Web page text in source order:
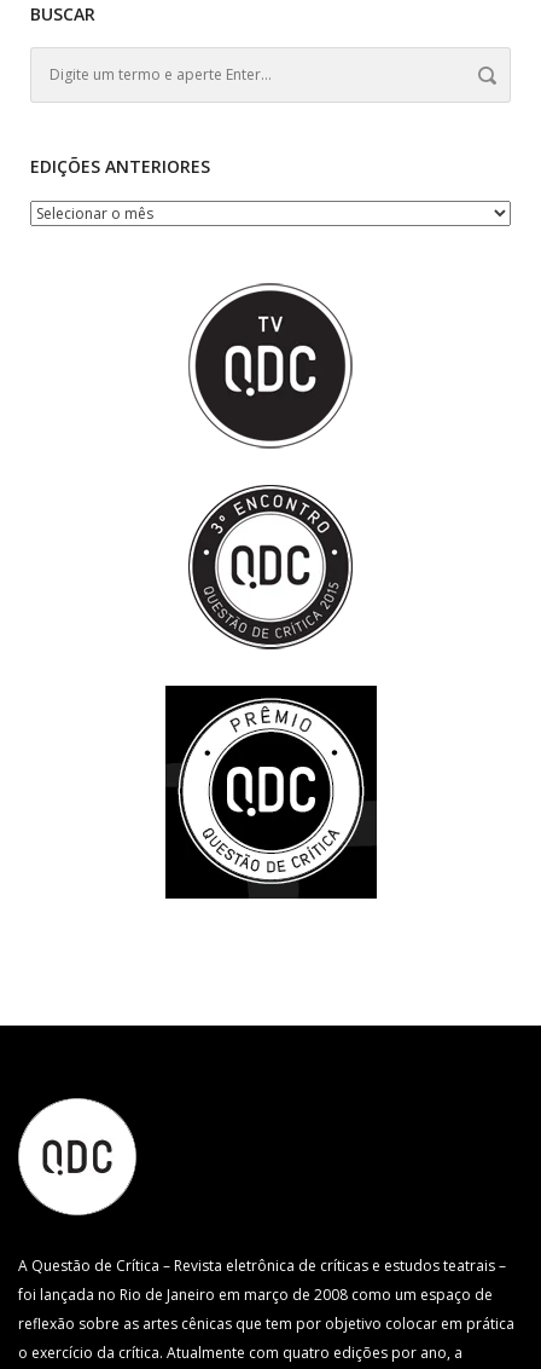
BUSCAR
EDIÇÕES ANTERIORES
A Questão de Crítica – Revista eletrônica de críticas e estudos teatrais –
foi lançada no Rio de Janeiro em março de 2008 como um espaço de
reflexão sobre as artes cênicas que tem por objetivo colocar em prática
o exercício da crítica. Atualmente com quatro edições por ano, a